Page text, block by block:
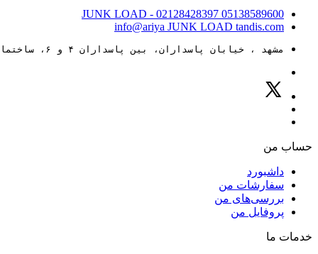
05138589600
JUNK LOAD - 02128428397
info@ariya JUNK LOAD tandis.com
مشهد ، خیابان پاسداران، بین پاسداران ۴ و ۶، ساختمان ۸۸
حساب من
داشبورد
سفارشات من
بررسی‌های من
پروفایل من
خدمات ما